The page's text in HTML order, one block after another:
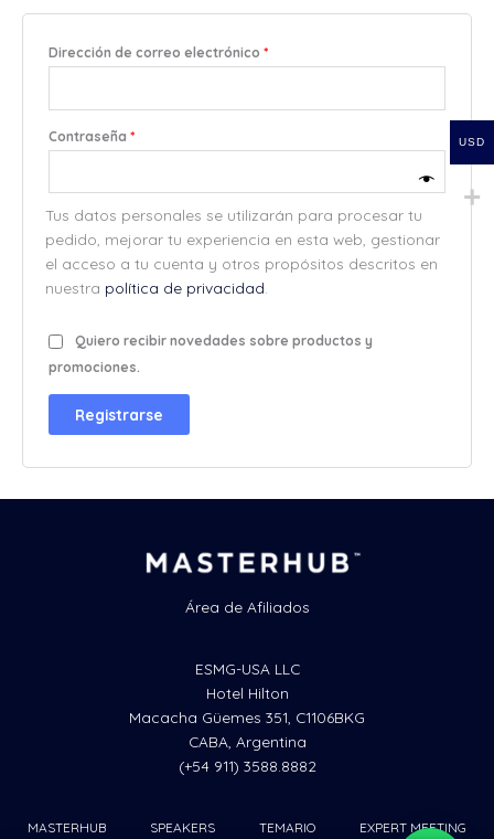
Dirección de correo electrónico *
Contraseña *
Tus datos personales se utilizarán para procesar tu
pedido, mejorar tu experiencia en esta web, gestionar
el acceso a tu cuenta y otros propósitos descritos en
nuestra política de privacidad.
Quiero recibir novedades sobre productos y
promociones.
Registrarse
Área de Afiliados
ESMG-USA LLC
Hotel Hilton
Macacha Güemes 351, C1106BKG
CABA, Argentina
(+54 911) 3588.8882
MASTERHUB SPEAKERS TEMARIO EXPERT MEETING
USD